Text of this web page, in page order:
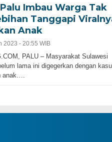
Imbau Warga Tak
Tanggapi
Anak
2023 - 20:55 WIB
PALU – Masyarakat Sulawesi
lama ini digegerkan dengan
anak….